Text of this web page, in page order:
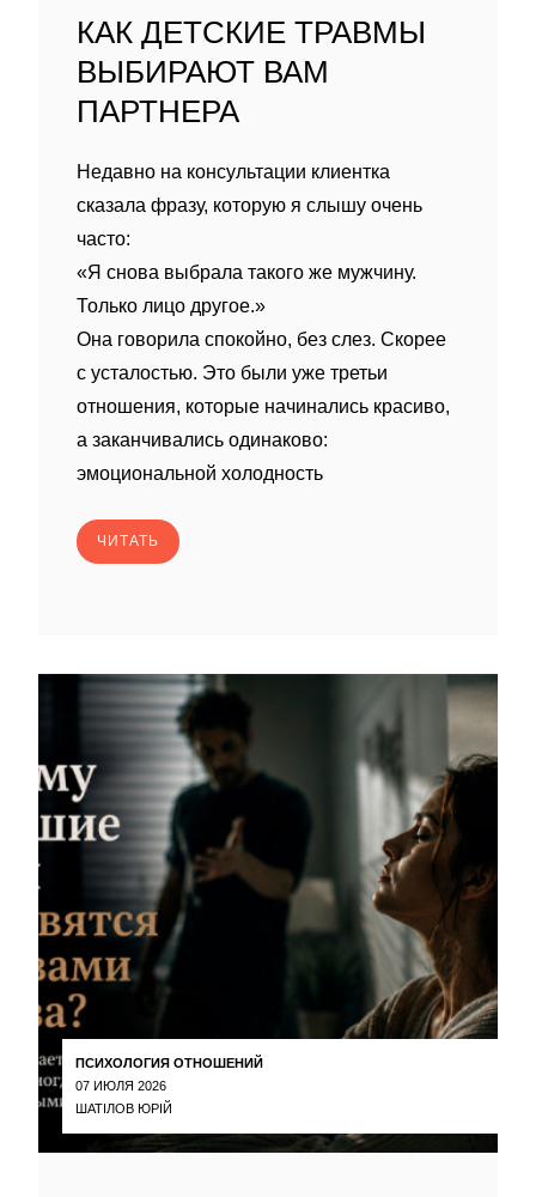
КАК ДЕТСКИЕ ТРАВМЫ
ВЫБИРАЮТ ВАМ
ПАРТНЕРА
Недавно на консультации клиентка
сказала фразу, которую я слышу очень
часто:
«Я снова выбрала такого же мужчину.
Только лицо другое.»
Она говорила спокойно, без слез. Скорее
с усталостью. Это были уже третьи
отношения, которые начинались красиво,
а заканчивались одинаково:
эмоциональной холодность
ЧИТАТЬ
ПСИХОЛОГИЯ ОТНОШЕНИЙ
07 ИЮЛЯ 2026
ШАТІЛОВ ЮРІЙ